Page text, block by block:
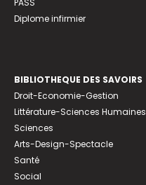
Diplome infirmier
BIBLIOTHEQUE DES SAVOIRS
Droit-Economie-Gestion
Littérature-Sciences Humaines
Sciences
Arts-Design-Spectacle
Santé
Social